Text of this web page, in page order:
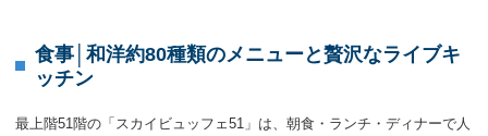
食事│和洋約80種類のメニューと贅沢なライブキ
ッチン
最上階51階の「スカイビュッフェ51」は、朝食・ランチ・ディナーで人